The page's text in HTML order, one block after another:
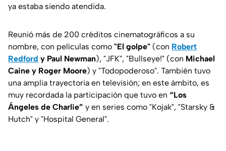
ya estaba siendo atendida.
Reunió más de 200 créditos cinematográficos a su
nombre, con películas como "El golpe" (con Robert
Redford y Paul Newman), "JFK", "Bullseye!" (con Michael
Caine y Roger Moore) y "Todopoderoso". También tuvo
una amplia trayectoria en televisión; en este ámbito, es
muy recordada la participación que tuvo en “Los
Ángeles de Charlie” y en series como "Kojak", "Starsky &
Hutch" y "Hospital General".